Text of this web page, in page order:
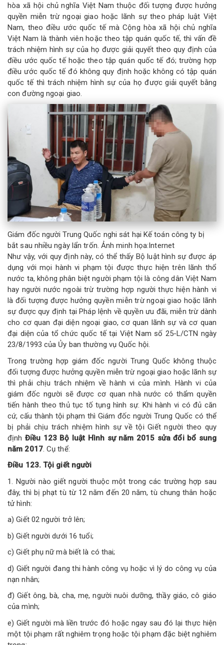
hòa xã hội chủ nghĩa Việt Nam thuộc đối tượng được hưởng
quyền miễn trừ ngoại giao hoặc lãnh sự theo pháp luật Việt
Nam, theo điều ước quốc tế mà Cộng hòa xã hội chủ nghĩa
Việt Nam là thành viên hoặc theo tập quán quốc tế, thì vấn đề
trách nhiệm hình sự của họ được giải quyết theo quy định của
điều ước quốc tế hoặc theo tập quán quốc tế đó; trường hợp
điều ước quốc tế đó không quy định hoặc không có tập quán
quốc tế thì trách nhiệm hình sự của họ được giải quyết bằng
con đường ngoại giao.
Giám đốc người Trung Quốc nghi sát hại Kế toán công ty bị
bắt sau nhiều ngày lẩn trốn. Ảnh minh họa:Internet
Như vậy, với quy định này, có thể thấy Bộ luật hình sự được áp
dụng với mọi hành vi phạm tội được thực hiện trên lãnh thổ
nước ta, không phân biệt người phạm tội là công dân Việt Nam
hay người nước ngoài trừ trường hợp người thực hiện hành vi
là đối tượng được hưởng quyền miễn trừ ngoại giao hoặc lãnh
sự được quy định tại Pháp lệnh về quyền ưu đãi, miễn trừ dành
cho cơ quan đại diện ngoại giao, cơ quan lãnh sự và cơ quan
đại diện của tổ chức quốc tế tại Việt Nam số 25-L/CTN ngày
23/8/1993 của Ủy ban thường vụ Quốc hội.
Trong trường hợp giám đốc người Trung Quốc không thuộc
đối tượng được hưởng quyền miễn trừ ngoại giao hoặc lãnh sự
thì phải chịu trách nhiệm về hành vi của mình. Hành vi của
giám đốc người sẽ được cơ quan nhà nước có thẩm quyền
tiến hành theo thủ tục tố tụng hình sự. Khi hành vi có đủ căn
cứ, cấu thành tội phạm thì Giám đốc người Trung Quốc có thể
bị phải chịu trách nhiệm hình sự về tội Giết người theo quy
định Điều 123 Bộ luật Hình sự năm 2015 sửa đổi bổ sung
năm 2017. Cụ thể:
Điều 123. Tội giết người
1. Người nào giết người thuộc một trong các trường hợp sau
đây, thì bị phạt tù từ 12 năm đến 20 năm, tù chung thân hoặc
tử hình:
a) Giết 02 người trở lên;
b) Giết người dưới 16 tuổi;
c) Giết phụ nữ mà biết là có thai;
d) Giết người đang thi hành công vụ hoặc vì lý do công vụ của
nạn nhân;
đ) Giết ông, bà, cha, mẹ, người nuôi dưỡng, thầy giáo, cô giáo
của mình;
e) Giết người mà liền trước đó hoặc ngay sau đó lại thực hiện
một tội phạm rất nghiêm trọng hoặc tội phạm đặc biệt nghiêm